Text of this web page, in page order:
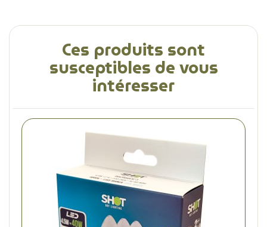
Ces produits sont
susceptibles de vous
intéresser